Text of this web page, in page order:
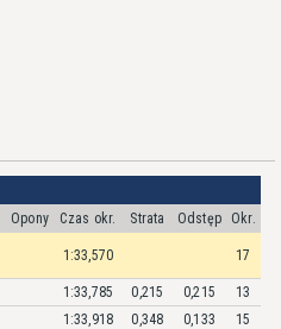
Opony Czas okr. Strata Odstęp Okr.
1:33,570 17
1:33,785 0,215 0,215
13
1:33,918 0,348 0,133
15